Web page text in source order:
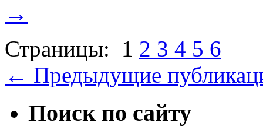
→
Страницы:
1 2 3 4 5 6
← Предыдущие
Поиск по сайту